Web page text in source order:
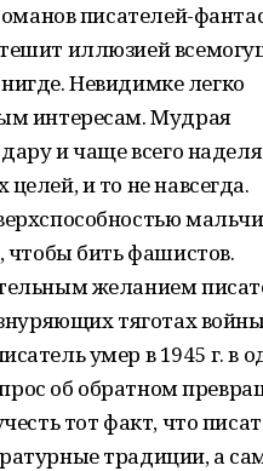
писателей-
иллюзией
Невидимке легко
интересам. Мудрая
и чаще всего
и то не навсегда.
чтобы бить фашистов.
желанием
тяготах
умер в 1945 г. в
об обратном
тот факт, что
традиции, а